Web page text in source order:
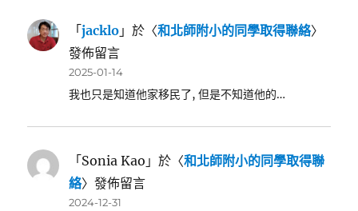
「jacklo 」於〈和北師附小的同學取得聯絡〉
發佈留言
2025-01-14
我也只是知道他家移民了, 但是不知道他的…
「Sonia Kao 」於〈和北師附小的同學取得聯
絡〉發佈留言
2024-12-31